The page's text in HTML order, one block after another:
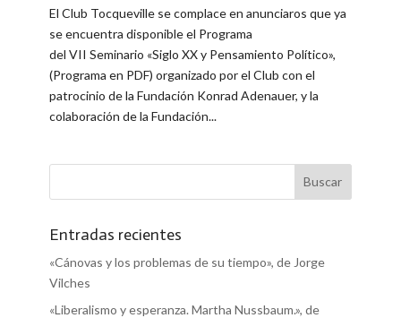
El Club Tocqueville se complace en anunciaros que ya
se encuentra disponible el Programa
del VII Seminario «Siglo XX y Pensamiento Político»,
(Programa en PDF) organizado por el Club con el
patrocinio de la Fundación Konrad Adenauer, y la
colaboración de la Fundación...
Entradas recientes
«Cánovas y los problemas de su tiempo», de Jorge
Vilches
«Liberalismo y esperanza. Martha Nussbaum.», de